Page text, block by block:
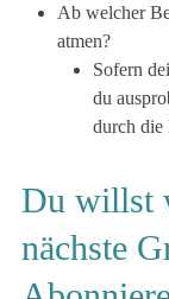
Ab welcher
atmen?
Sofern
du
durch die
Du willst
nächste